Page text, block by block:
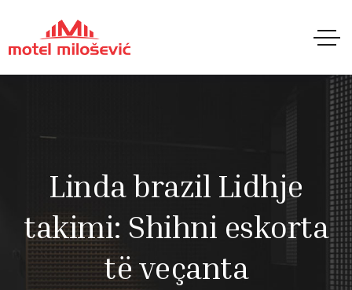
Linda brazil Lidhje
takimi: Shihni eskorta
të veçanta